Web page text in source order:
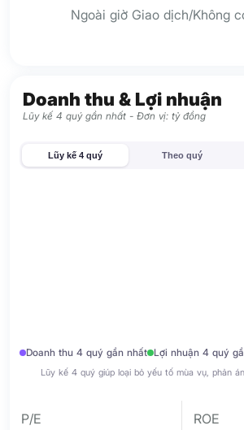
Ngoài giờ Giao dịch/Không
Doanh thu & Lợi nhuận
Lũy kế 4 quý gần nhất - Đơn vị: tỷ đồng
Lũy kế 4 quý Theo quý
Doanh thu 4 quý gần nhất Lợi nhuận 4 quý
Lũy kế 4 quý giúp loại bỏ yếu tố mùa vụ, phản
P/E ROE